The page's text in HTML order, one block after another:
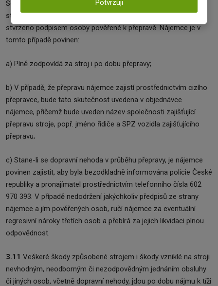
Současně s předáním stroje proběhne seznámení s obsluhou
stroje dle příslušných předpisů, které bude ze strany nájemce
stvrzeno podpisem osoby pověřené k přepravě. Nájemce je v
tomto případě povinen:
a) Plně zodpovídá za stroj i po dobu přepravy;
b) V případě, že přepravu nájemce zajistí prostřednictvím cizího
přepravce, bude tato skutečnost uvedena v objednávce
nájemce, přičemž bude uveden název společnosti zajišťující
přepravu stroje, popř. jméno řidiče a SPZ vozidla zajišťujícího
přepravu;
c) Stane-li se dopravní nehoda v průběhu přepravy, je nájemce
povinen zajistit, aby byla bezodkladně informována policie České
republiky a pronajímatel prostřednictvím telefonního čísla 602
970 393. V případě nedodržení jakýchkoliv předpisů ze strany
nájemce a jím pověřených osob, ručí nájemce za eventuální
regresivní nároky třetích osob a přebírá za jejich likvidaci plnou
odpovědnost.
3.11 Veškeré škody způsobené strojem i škody vzniklé na stroji
nevhodným, neodborným či nezodpovědným jednáním obsluhy
či jiných osob, včetně dopravní nehody, jdou po dobu nájmu k tíži
Potvrzuji